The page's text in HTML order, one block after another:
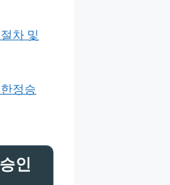
차 및
정승
인